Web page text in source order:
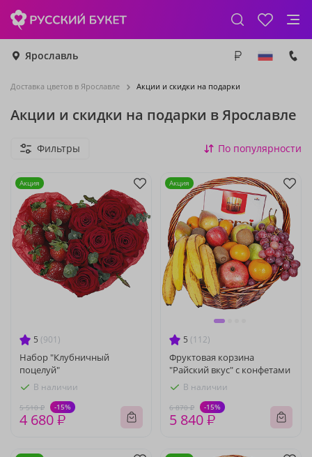
Ярославль
Доставка цветов в Ярославле Акции и скидки на подарки
Акции и скидки на подарки в Ярославле
Фильтры По популярности
5 (901)
Набор "Клубничный
поцелуй"
В наличии
5 510 ₽ -15%
4 680 ₽
Акция
5 (112)
Фруктовая корзина
"Райский вкус" с конфетами
В наличии
6 870 ₽ -15%
5 840 ₽
Акция